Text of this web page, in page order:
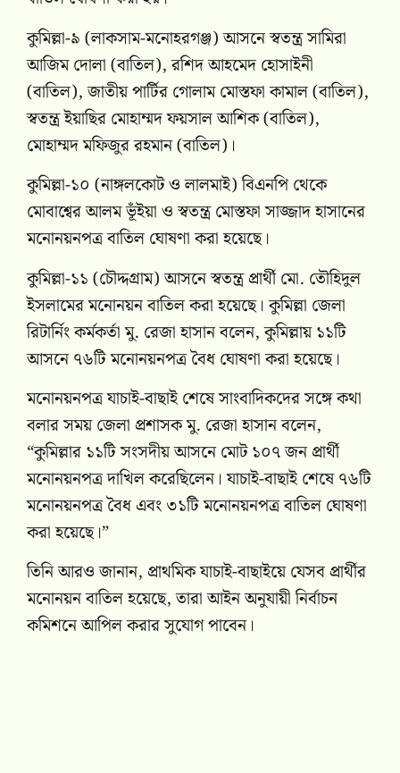
কুমিল্লা-৯ (লাকসাম-মনোহরগঞ্জ) আসনে স্বতন্ত্র সামিরা
আজিম দোলা (বাতিল), রশিদ আহমেদ হোসাইনী
(বাতিল), জাতীয় পার্টির গোলাম মোস্তফা কামাল (বাতিল),
স্বতন্ত্র ইয়াছির মোহাম্মদ ফয়সাল আশিক (বাতিল),
মোহাম্মদ মফিজুর রহমান (বাতিল)।
কুমিল্লা-১০ (নাঙ্গলকোট ও লালমাই) বিএনপি থেকে
মোবাশ্বের আলম ভূঁইয়া ও স্বতন্ত্র মোস্তফা সাজ্জাদ হাসানের
মনোনয়নপত্র বাতিল ঘোষণা করা হয়েছে।
কুমিল্লা-১১ (চৌদ্দগ্রাম) আসনে স্বতন্ত্র প্রার্থী মো. তৌহিদুল
ইসলামের মনোনয়ন বাতিল করা হয়েছে। কুমিল্লা জেলা
রিটার্নিং কর্মকর্তা মু. রেজা হাসান বলেন, কুমিল্লায় ১১টি
আসনে ৭৬টি মনোনয়নপত্র বৈধ ঘোষণা করা হয়েছে।
মনোনয়নপত্র যাচাই-বাছাই শেষে সাংবাদিকদের সঙ্গে কথা
বলার সময় জেলা প্রশাসক মু. রেজা হাসান বলেন,
“কুমিল্লার ১১টি সংসদীয় আসনে মোট ১০৭ জন প্রার্থী
মনোনয়নপত্র দাখিল করেছিলেন। যাচাই-বাছাই শেষে ৭৬টি
মনোনয়নপত্র বৈধ এবং ৩১টি মনোনয়নপত্র বাতিল ঘোষণা
করা হয়েছে।”
তিনি আরও জানান, প্রাথমিক যাচাই-বাছাইয়ে যেসব প্রার্থীর
মনোনয়ন বাতিল হয়েছে, তারা আইন অনুযায়ী নির্বাচন
কমিশনে আপিল করার সুযোগ পাবেন।